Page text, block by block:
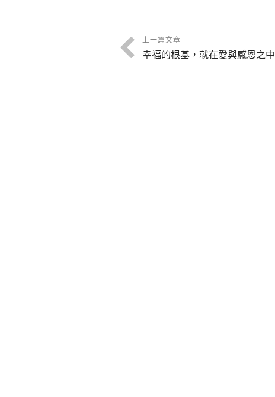
上一篇文章
幸福的根基，就在愛與感恩之中